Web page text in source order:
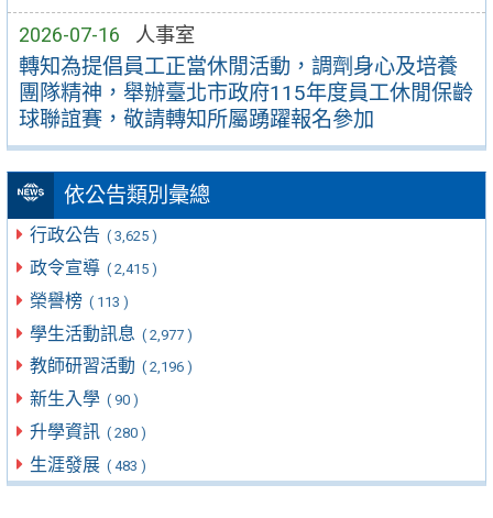
2026-07-16 人事室
轉知為提倡員工正當休閒活動，調劑身心及培養
團隊精神，舉辦臺北市政府115年度員工休閒保齡
球聯誼賽，敬請轉知所屬踴躍報名參加
依公告類別彙總
行政公告 ( 3,625 )
政令宣導 ( 2,415 )
榮譽榜 ( 113 )
學生活動訊息 ( 2,977 )
教師研習活動 ( 2,196 )
新生入學 ( 90 )
升學資訊 ( 280 )
生涯發展 ( 483 )